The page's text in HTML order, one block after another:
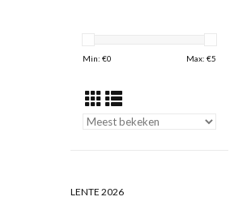
Min: €0 Max: €5
LENTE 2026